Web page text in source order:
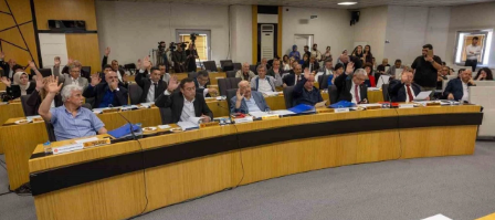
ÇEVRE
YAŞAM
BİLİM - TEKNOLOJİ
KADIN